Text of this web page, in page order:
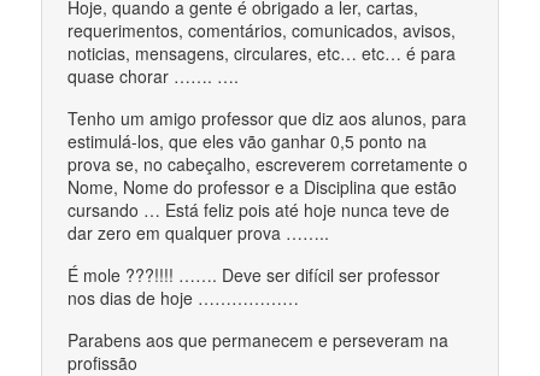
Hoje, quando a gente é obrigado a ler, cartas,
requerimentos, comentários, comunicados, avisos,
noticias, mensagens, circulares, etc… etc… é para
quase chorar ……. ….
Tenho um amigo professor que diz aos alunos, para
estimulá-los, que eles vão ganhar 0,5 ponto na
prova se, no cabeçalho, escreverem corretamente o
Nome, Nome do professor e a Disciplina que estão
cursando … Está feliz pois até hoje nunca teve de
dar zero em qualquer prova ……..
É mole ???!!!! ……. Deve ser difícil ser professor
nos dias de hoje ………………
Parabens aos que permanecem e perseveram na
profissão